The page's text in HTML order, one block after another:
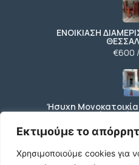
Εκτιμούμε το
Χρησιμοποιούμε cookies για
ΕΝΟΙΚΙΑΣΗ
€600
Ήσυχη
Κοντά σε
€52 /